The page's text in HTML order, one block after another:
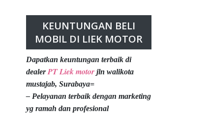
KEUNTUNGAN BELI
MOBIL DI LIEK MOTOR
Dapatkan keuntungan terbaik di
dealerPT Liek motor jln walikota
mustajab, Surabaya=
– Pelayanan terbaik dengan marketing
yg ramah dan profesional